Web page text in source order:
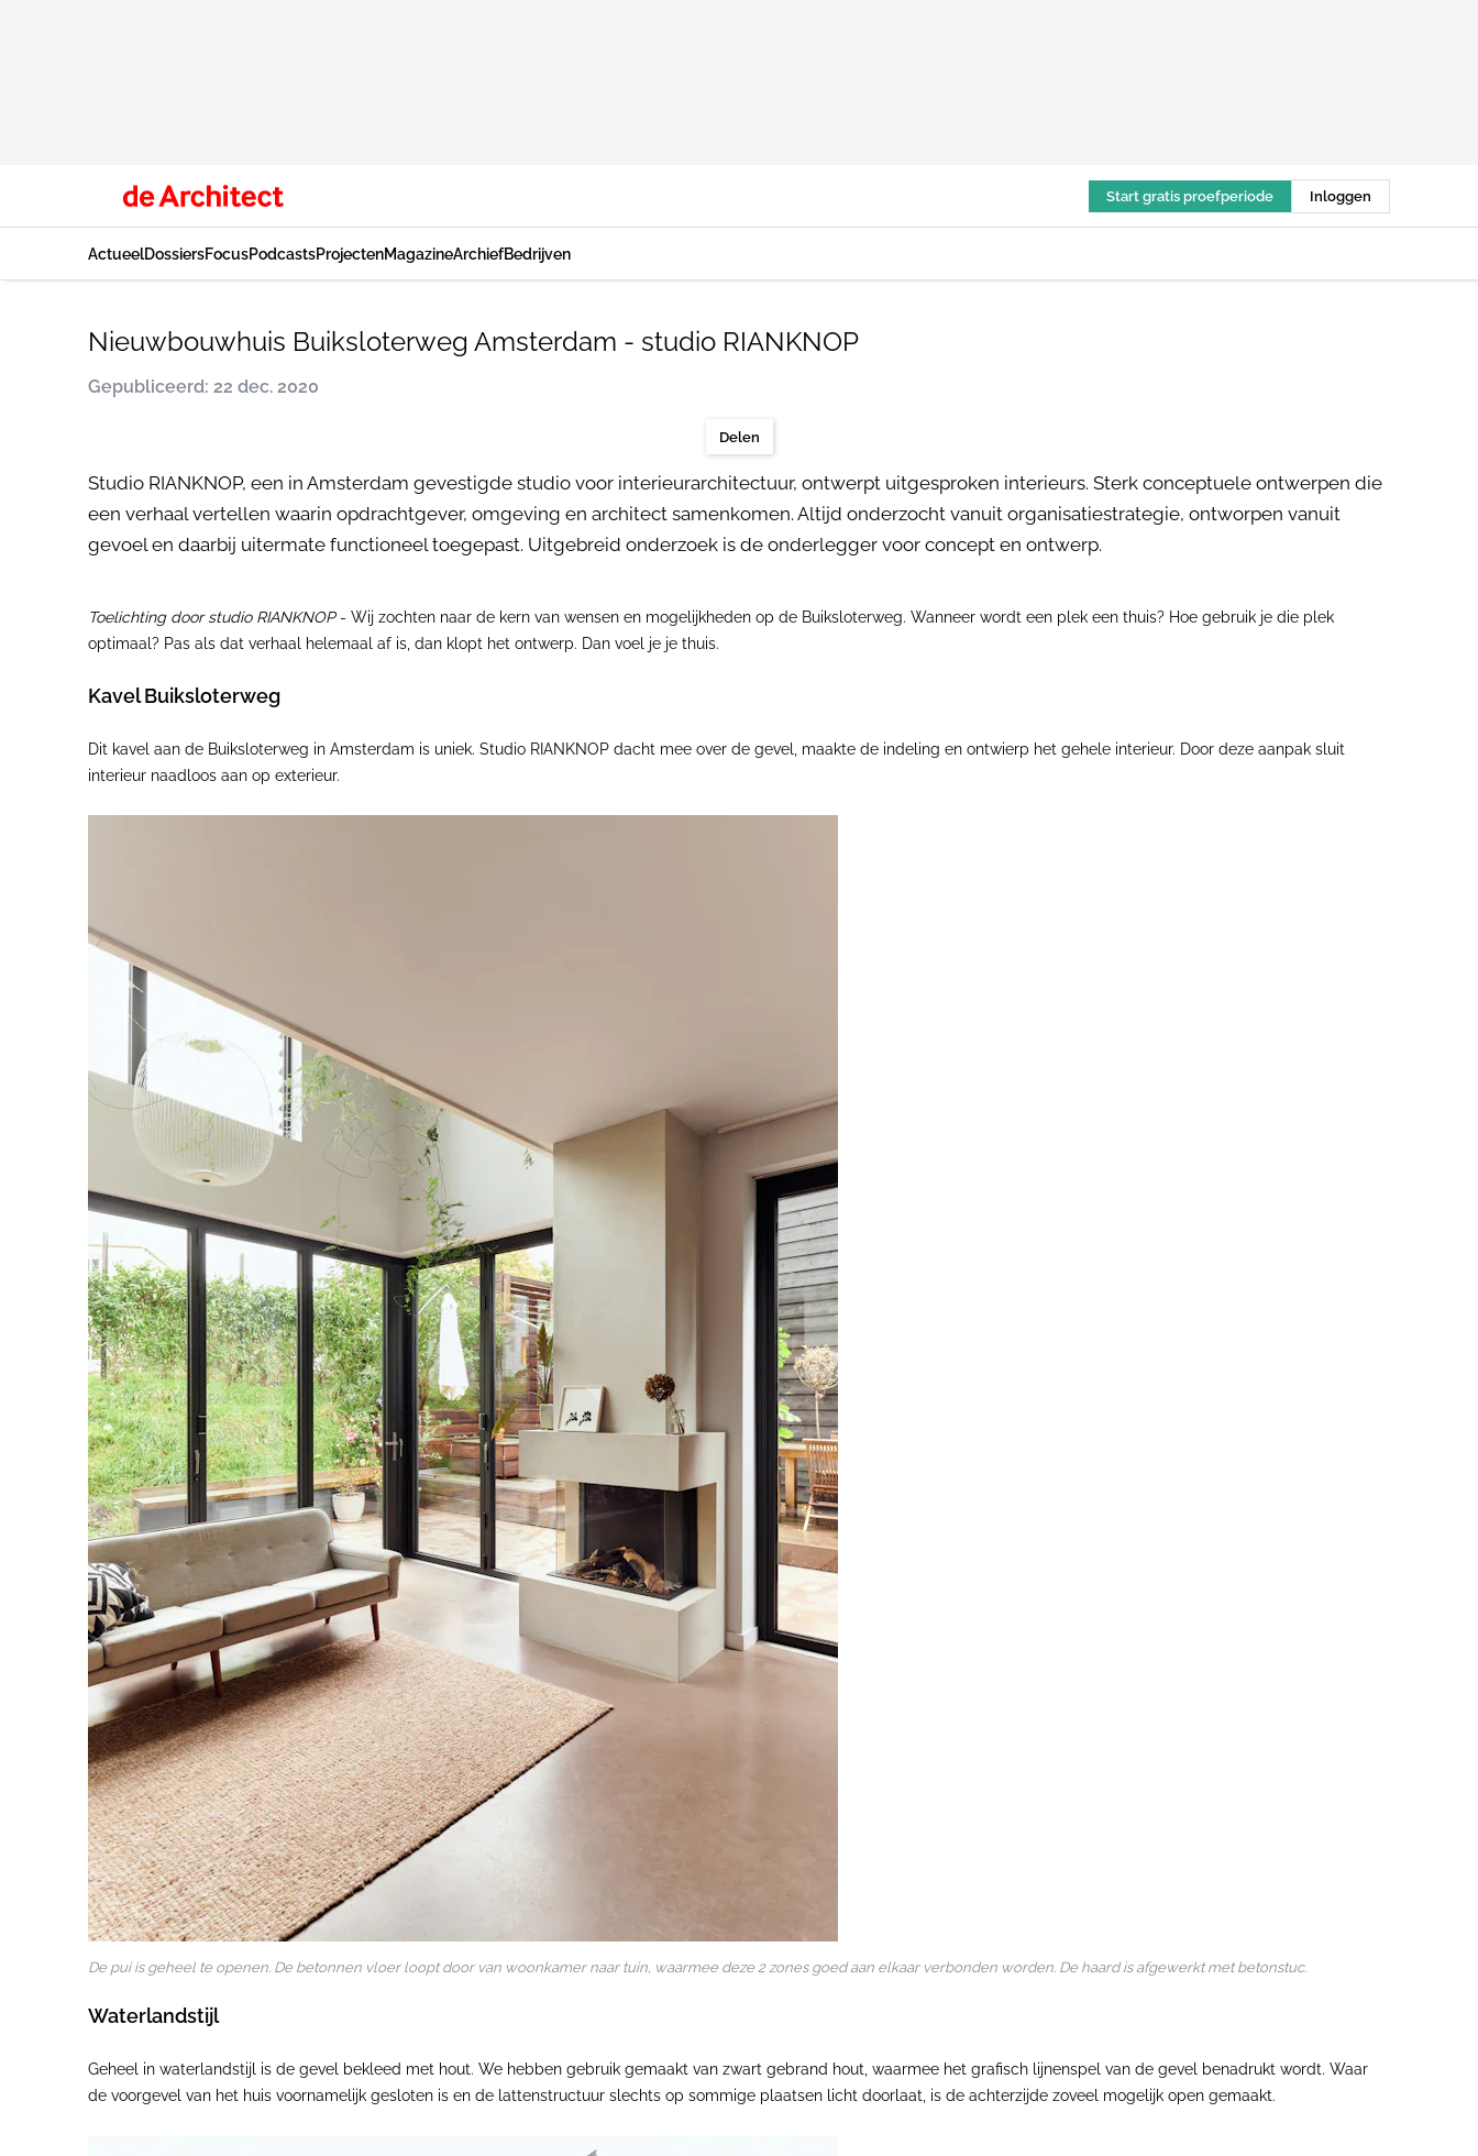
Start gratis proefperiode Inloggen
ActueelDossiersFocusPodcastsProjectenMagazineArchiefBedrijven
Nieuwbouwhuis Buiksloterweg Amsterdam - studio RIANKNOP
Gepubliceerd: 22 dec. 2020
Delen
Studio RIANKNOP, een in Amsterdam gevestigde studio voor interieurarchitectuur, ontwerpt uitgesproken interieurs. Sterk conceptuele ontwerpen die
een verhaal vertellen waarin opdrachtgever, omgeving en architect samenkomen. Altijd onderzocht vanuit organisatiestrategie, ontworpen vanuit
gevoel en daarbij uitermate functioneel toegepast. Uitgebreid onderzoek is de onderlegger voor concept en ontwerp.
Toelichting door studio RIANKNOP- Wij zochten naar de kern van wensen en mogelijkheden op de Buiksloterweg. Wanneer wordt een plek een thuis? Hoe gebruik je die plek
optimaal? Pas als dat verhaal helemaal af is, dan klopt het ontwerp. Dan voel je je thuis.
Kavel Buiksloterweg
Dit kavel aan de Buiksloterweg in Amsterdam is uniek. Studio RIANKNOP dacht mee over de gevel, maakte de indeling en ontwierp het gehele interieur. Door deze aanpak sluit
interieur naadloos aan op exterieur.
De pui is geheel te openen. De betonnen vloer loopt door van woonkamer naar tuin, waarmee deze 2 zones goed aan elkaar verbonden worden. De haard is afgewerkt met betonstuc.
Waterlandstijl
Geheel in waterlandstijl is de gevel bekleed met hout. We hebben gebruik gemaakt van zwart gebrand hout, waarmee het grafisch lijnenspel van de gevel benadrukt wordt. Waar
de voorgevel van het huis voornamelijk gesloten is en de lattenstructuur slechts op sommige plaatsen licht doorlaat, is de achterzijde zoveel mogelijk open gemaakt.